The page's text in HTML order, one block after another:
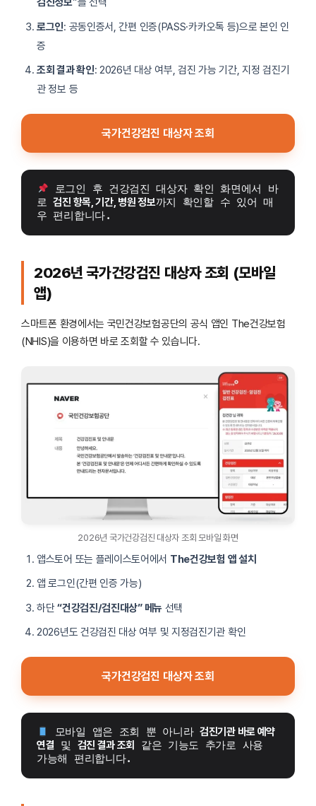
로그인: 공동인증서, 간편 인증(PASS·카카오톡 등)으로 본인 인
증
조회 결과 확인: 2026년 대상 여부, 검진 가능 기간, 지정 검진기
관 정보 등
국가건강검진 대상자 조회
로그인 후 건강검진 대상자 확인 화면에서 바
로 검진 항목, 기간, 병원 정보까지 확인할 수 있어 매
우 편리합니다.
2026년 국가건강검진 대상자 조회 (모바일
앱)
스마트폰 환경에서는 국민건강보험공단의 공식 앱인 The건강보험
(NHIS)을 이용하면 바로 조회할 수 있습니다.
2026년 국가건강검진 대상자 조회 모바일 화면
앱스토어 또는 플레이스토어에서 The건강보험 앱 설치
앱 로그인(간편 인증 가능)
하단“건강검진/검진대상” 메뉴선택
2026년도 건강검진 대상 여부 및 지정검진기관 확인
국가건강검진 대상자 조회
모바일 앱은 조회 뿐 아니라 검진기관 바로 예약
연결
및 검진 결과 조회
같은 기능도 추가로 사용
가능해 편리합니다.